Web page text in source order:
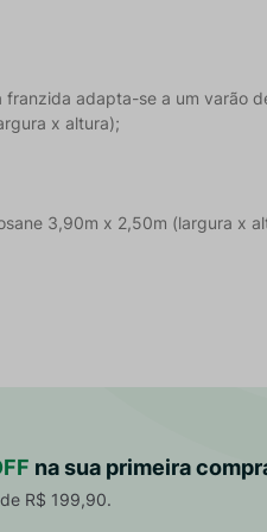
adapta-se a um varão
x altura);
3,90m x 2,50m (largura
na sua primeira
R$ 199,90.